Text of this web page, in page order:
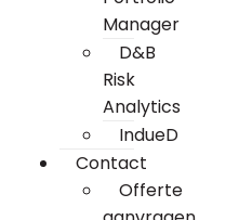
Manager
D&B
Risk
Analytics
IndueD
Contact
Offerte